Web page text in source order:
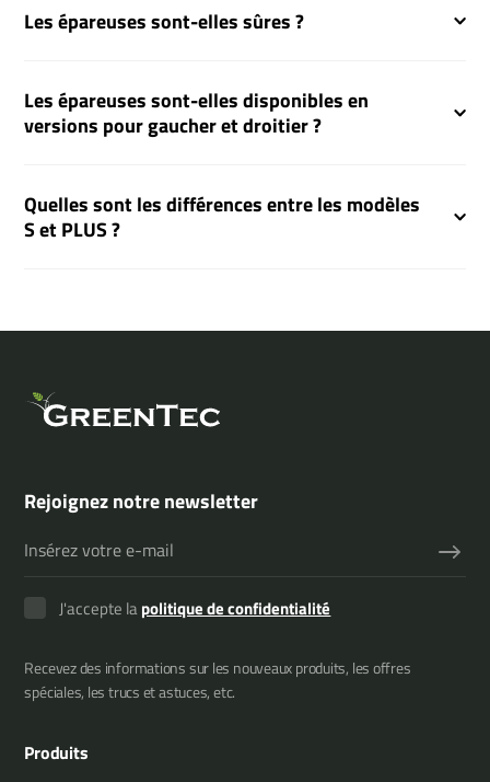
Les épareuses sont-elles sûres ?
Les épareuses sont-elles disponibles en
versions pour gaucher et droitier ?
Quelles sont les différences entre les modèles
S et PLUS ?
Rejoignez notre newsletter
J'accepte lapolitique de confidentialité
Recevez des informations sur les nouveaux produits, les offres
spéciales, les trucs et astuces, etc.
Produits